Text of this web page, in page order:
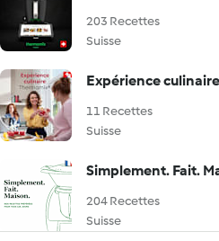
203 Recettes
Suisse
Expérience
11 Recettes
Suisse
Simplement. Fait.
204 Recettes
Suisse